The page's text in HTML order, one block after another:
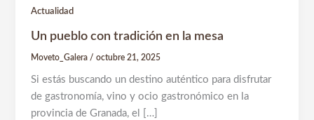
Actualidad
Un pueblo con tradición en la mesa
Moveto_Galera /octubre 21, 2025
Si estás buscando un destino auténtico para disfrutar
de gastronomía, vino y ocio gastronómico en la
provincia de Granada, el […]